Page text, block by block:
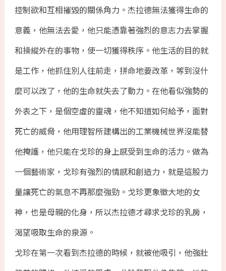
控制欲和互相摧毀的關係角力。杰拉德無法獲得生命的
意義，他無法去愛，他只能憑靠著強烈的意志力去掌握
和操縱外在的事物，使一切獲得秩序。他生活的目的就
是工作，他抓住別人往前走，拼命地要改革，等到沒什
麼可以改了，他的生命就失去了動力。在他看似強勢的
外表之下，是個空虛的靈魂，他不知道如何給予，面對
死亡的威脅，他用理智所建構出的工業機械世界沒能替
他掩護，他只能在戈珍的身上感受到生命的活力。做為
一個藝術家，戈珍有強烈的情感和創造力，就是這股力
量讓死亡的氣息不再那麼強勁。戈珍更象徵大地的女
神，也是母親的化身，所以杰拉德才尋求戈珍的乳房，
渴望吸取生命的泉源。
戈珍在第一次看到杰拉德的時候，就被他吸引，他強壯